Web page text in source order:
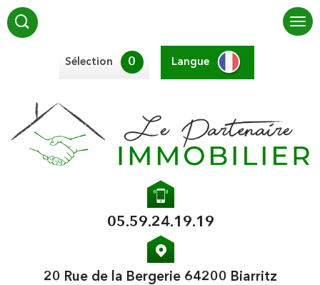
Sélection 0 Langue
05.59.24.19.19
20 Rue de la Bergerie 64200 Biarritz